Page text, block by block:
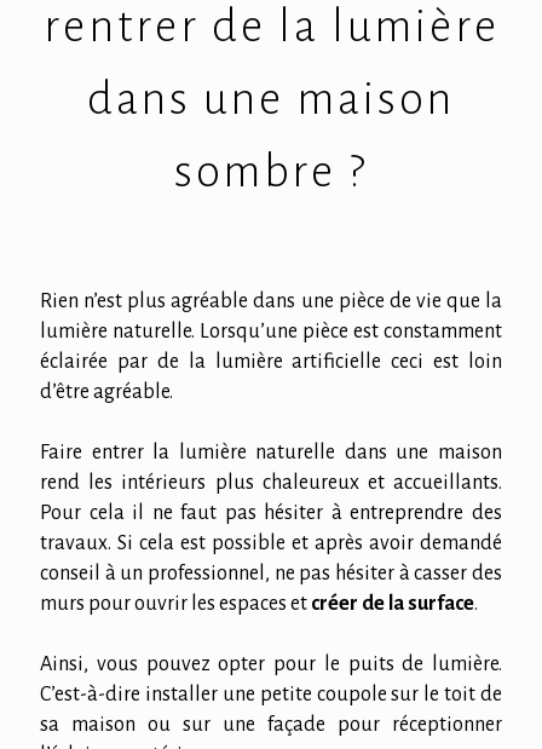
rentrer de la lumière
dans une maison
sombre ?
Rien n’est plus agréable dans une pièce de vie que la
lumière naturelle. Lorsqu’une pièce est constamment
éclairée par de la lumière artificielle ceci est loin
d’être agréable.
Faire entrer la lumière naturelle dans une maison
rend les intérieurs plus chaleureux et accueillants.
Pour cela il ne faut pas hésiter à entreprendre des
travaux. Si cela est possible et après avoir demandé
conseil à un professionnel, ne pas hésiter à casser des
murs pour ouvrir les espaces et créer de la surface.
Ainsi, vous pouvez opter pour le puits de lumière.
C’est-à-dire installer une petite coupole sur le toit de
sa maison ou sur une façade pour réceptionner